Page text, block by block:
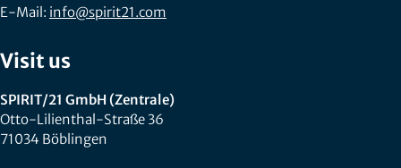
E-Mail: info@spirit21.com
Visit us
SPIRIT/21 GmbH (Zentrale)
Otto-Lilienthal-Straße 36
71034 Böblingen